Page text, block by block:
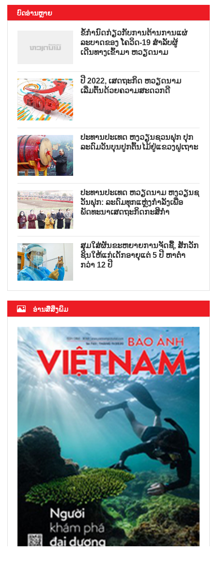
ບົດອ່ານຫຼາຍ
ຂໍ້ກຳນົດກ່ຽວກັບການຕ້ານການແຜ່
ລະບາດຂອງ ໂຄວິດ-19 ສຳລັບຜູ້
ເດີນທາງເຂົ້າມາ ຫວຽດນາມ
ປີ 2022, ເສດຖະກິດ ຫວຽດນາມ
ເລີ່ມຕົ້ນດ້ວຍຄວາມສະດວກດີ
ປະທານປະເທດ ຫງວຽນຊວນຟຸກ ປຸກ
ລະດົມວັນບຸນປູກຕົ້ນໄມ້ຢູ່ແຂວງຝູເຖາະ
ປະທານປະເທດ ຫວຽດນາມ ຫງວຽນຊ
ວັນຟຸກ: ລະດົມທຸກແຫຼ່ງກຳລັງເພື່ອ
ພັດທະນາເສດຖະກິດກະສິກຳ
ສຸມໃສ່ຜັນຂະຫຍາຍການຈັດຊື້, ສັກວັກ
ຊິນໃຫ້ແກ່ເດັກອາຍຸແຕ່ 5 ປີ ຫາຕ່ຳ
ກວ່າ 12 ປີ
ອ່ານສື່ສິ່ງພິມ